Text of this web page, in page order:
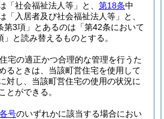
「社会福祉法人等」と、 第18条中
「入居者及び社会福祉法人等」と、
第3項」とあるのは「第42条において
と読み替えるものとする。
宅の適正かつ合理的な管理を行うた
るときは、当該町営住宅を使用して
対し、当該町営住宅の使用の状況に
とができる。
号のいずれかに該当する場合におい